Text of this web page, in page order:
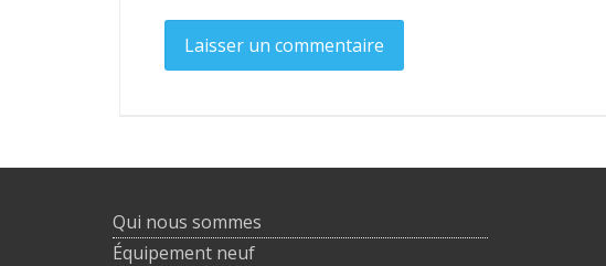
Qui nous sommes
Équipement neuf